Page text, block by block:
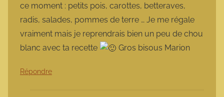
ce moment : petits pois, carottes, betteraves,
radis, salades, pommes de terre … Je me régale
vraiment mais je reprendrais bien un peu de chou
blanc avec ta recette
Gros bisous Marion
Répondre